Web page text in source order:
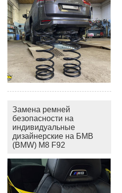
Замена ремней
безопасности на
индивидуальные
дизайнерские на БМВ
(BMW) M8 F92